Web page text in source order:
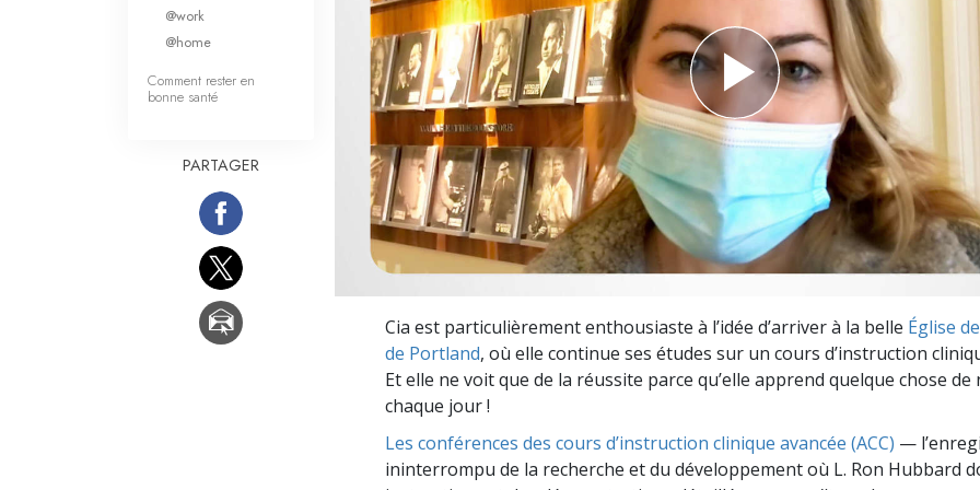
Qu’est-ce que la grandeur ?
Cia est particulièrement enthousiaste à l’idée d’arriver à la belle Église
de Portland, où elle continue ses études sur un cours d’instruction
Et elle ne voit que de la réussite parce qu’elle apprend quelque chose de
chaque jour !
Les conférences des cours d’instruction clinique avancée (ACC) —
ininterrompu de la recherche et du développement où L. Ron Hubbard
@work
@home
Comment rester en
bonne santé
PARTAGER